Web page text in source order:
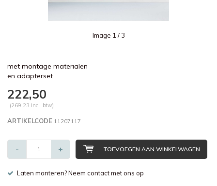
Image 1 / 3
met montage materialen
en adapterset
222,50
(269,23 Incl. btw)
ARTIKELCODE 11207117
- + TOEVOEGEN AAN WINKELWAGEN
Laten monteren? Neem contact met ons op